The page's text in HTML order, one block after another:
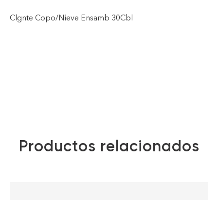
Clgnte Copo/Nieve Ensamb 30Cbl
Productos relacionados